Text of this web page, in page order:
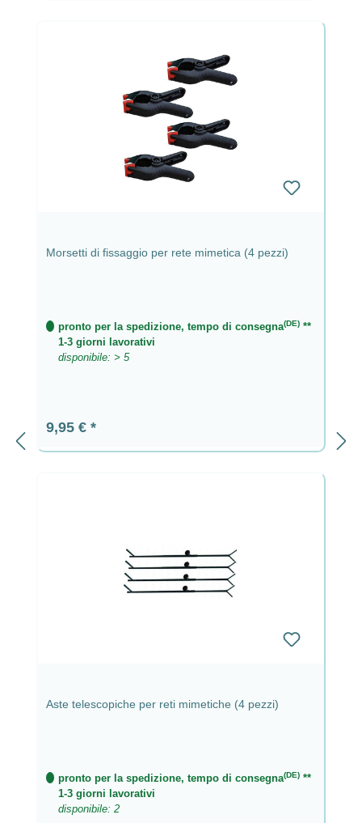
Morsetti di fissaggio per rete mimetica (4 pezzi)
pronto per la spedizione, tempo di consegna(DE) **
1-3 giorni lavorativi
disponibile: > 5
Prezzo normale:
9,95 €
Aste telescopiche per reti mimetiche (4 pezzi)
pronto per la spedizione, tempo di consegna(DE) **
1-3 giorni lavorativi
disponibile: 2